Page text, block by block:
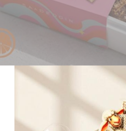
متنوعة